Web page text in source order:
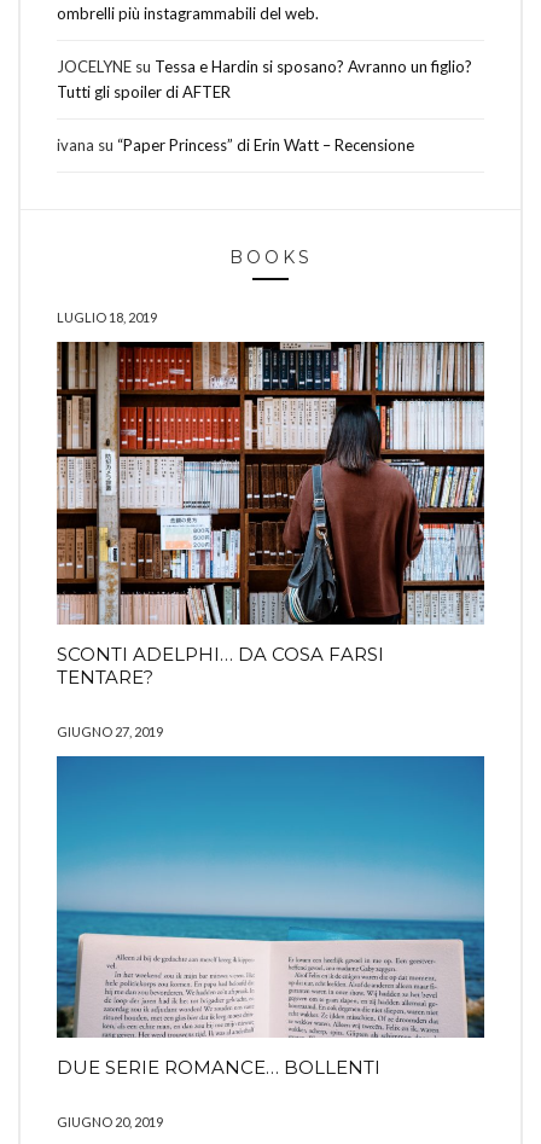
ombrelli più instagrammabili del web.
JOCELYNE su Tessa e Hardin si sposano? Avranno un figlio?
Tutti gli spoiler di AFTER
ivana su “Paper Princess” di Erin Watt – Recensione
BOOKS
LUGLIO 18, 2019
SCONTI ADELPHI… DA COSA FARSI
TENTARE?
GIUGNO 27, 2019
DUE SERIE ROMANCE… BOLLENTI
GIUGNO 20, 2019